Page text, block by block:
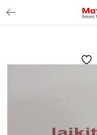
ΕΊΣΟΔΟΣ ΠΕΛΑΤΏΝ
Υπενθύμιση κωδικού